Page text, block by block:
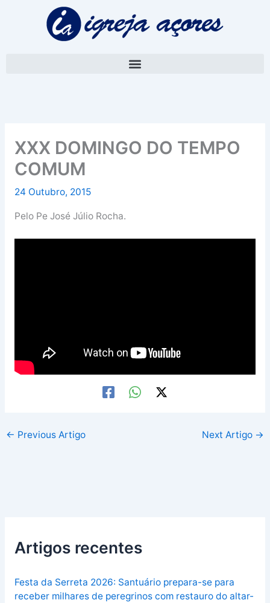
XXX DOMINGO DO TEMPO
COMUM
24 Outubro, 2015
Pelo Pe José Júlio Rocha.
← Previous Artigo Next Artigo →
Artigos recentes
Festa da Serreta 2026: Santuário prepara-se para
receber milhares de peregrinos com restauro do altar-